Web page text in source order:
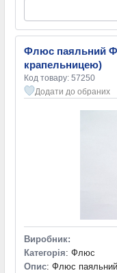
Флюс паяльний
крапельницею)
Код товару: 57250
Додати до обраних
Виробник:
Категорія: Флюс
Опис: Флюс паяльний